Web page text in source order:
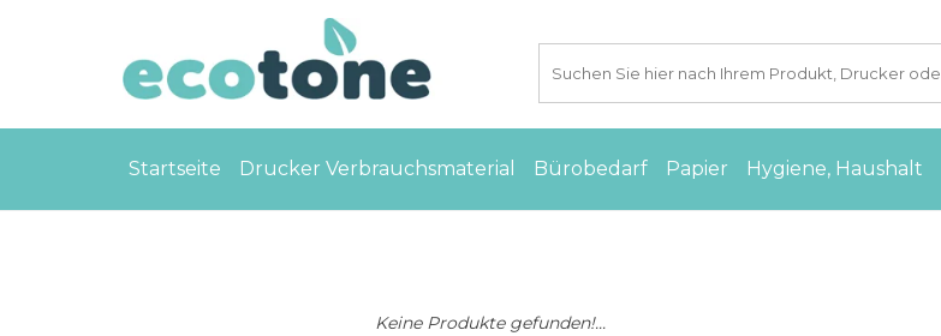
Startseite Drucker Verbrauchsmaterial Bürobedarf Papier Hygiene, Haushalt
Keine Produkte gefunden!...